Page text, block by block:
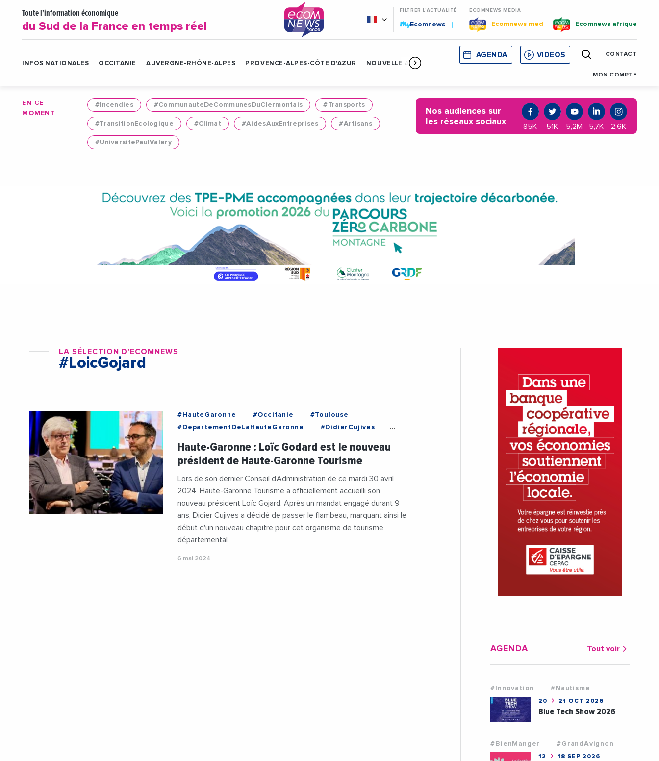
Toute l'information économique
du Sud de la France en temps réel
FILTRER L'ACTUALITÉ
MyEcomnews
ECOMNEWS MEDIA
Ecomnews med Ecomnews afrique
INFOS NATIONALES OCCITANIE AUVERGNE-RHÔNE-ALPES PROVENCE-ALPES-CÔTE D'AZUR NOUVELLE AQUITAINE CORSE MONACO CATALOGNE
AGENDA VIDÉOS CONTACT
MON COMPTE
EN CE
MOMENT
#Incendies #CommunauteDeCommunesDuClermontais #Transports
#TransitionEcologique #Climat #AidesAuxEntreprises #Artisans
#UniversitePaulValery
Nos audiences sur
les réseaux sociaux
85K 51K 5,2M 5,7K 2,6K
LA SÉLECTION D'ECOMNEWS
#LoicGojard
#HauteGaronne #Occitanie
#Toulouse
#DepartementDeLaHauteGaronne
#DidierCujives
#SebastienVincini
Haute-Garonne : Loïc Godard est le nouveau
président de Haute-Garonne Tourisme
Lors de son dernier Conseil d’Administration de ce mardi 30 avril
2024, Haute-Garonne Tourisme a officiellement accueilli son
nouveau président Loïc Gojard. Après un mandat engagé durant 9
ans, Didier Cujives a décidé de passer le flambeau, marquant ainsi le
début d'un nouveau chapitre pour cet organisme de tourisme
départemental.
6 mai 2024
AGENDA Tout voir
#Innovation #Nautisme
20 21 OCT 2026
Blue Tech Show 2026
#BienManger #GrandAvignon
12 18 SEP 2026